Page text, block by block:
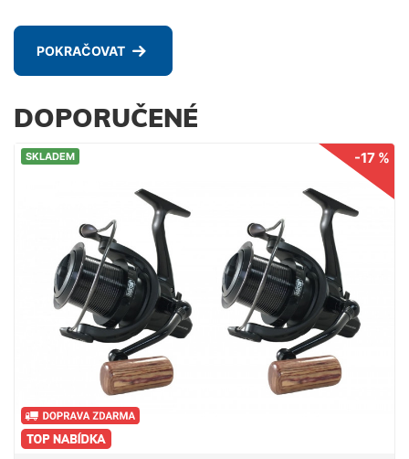
POKRAČOVAT
DOPORUČENÉ
-17 %
SKLADEM